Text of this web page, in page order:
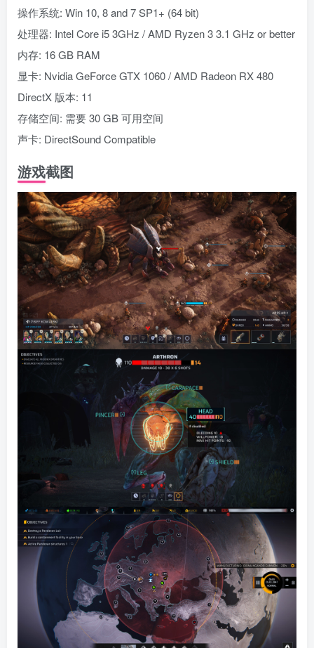
操作系统: Win 10, 8 and 7 SP1+ (64 bit)
处理器: Intel Core i5 3GHz / AMD Ryzen 3 3.1 GHz or better
内存: 16 GB RAM
显卡: Nvidia GeForce GTX 1060 / AMD Radeon RX 480
DirectX 版本: 11
存储空间: 需要 30 GB 可用空间
声卡: DirectSound Compatible
游戏截图